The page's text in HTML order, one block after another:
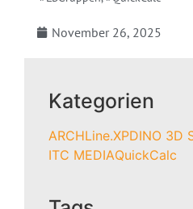
November 26, 2025
Kategorien
ARCHLine.XPDINO 3D
ITC MEDIAQuickCalc